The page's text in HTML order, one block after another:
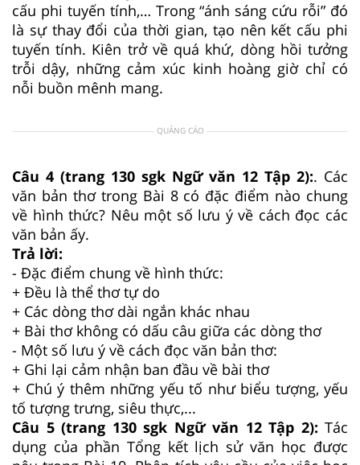
cấu phi tuyến tính,… Trong “ánh sáng cứu rỗi” đó
là sự thay đổi của thời gian, tạo nên kết cấu phi
tuyến tính. Kiên trở về quá khứ, dòng hồi tưởng
trỗi dậy, những cảm xúc kinh hoàng giờ chỉ có
nỗi buồn mênh mang.
QUẢNG CÁO
Câu 4 (trang 130 sgk Ngữ văn 12 Tập 2):. Các
văn bản thơ trong Bài 8 có đặc điểm nào chung
về hình thức? Nêu một số lưu ý về cách đọc các
văn bản ấy.
Trả lời:
- Đặc điểm chung về hình thức:
+ Đều là thể thơ tự do
+ Các dòng thơ dài ngắn khác nhau
+ Bài thơ không có dấu câu giữa các dòng thơ
- Một số lưu ý về cách đọc văn bản thơ:
+ Ghi lại cảm nhận ban đầu về bài thơ
+ Chú ý thêm những yếu tố như biểu tượng, yếu
tố tượng trưng, siêu thực,...
Câu 5 (trang 130 sgk Ngữ văn 12 Tập 2): Tác
dụng của phần Tổng kết lịch sử văn học được